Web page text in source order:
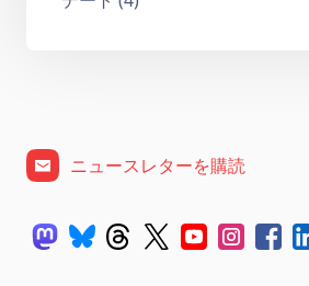
ニュースレターを購読